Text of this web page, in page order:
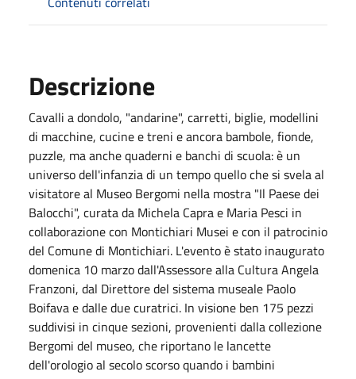
Descrizione
Cavalli a dondolo, "andarine", carretti, biglie, modellini
di macchine, cucine e treni e ancora bambole, fionde,
puzzle, ma anche quaderni e banchi di scuola: è un
universo dell'infanzia di un tempo quello che si svela al
visitatore al Museo Bergomi nella mostra "Il Paese dei
Balocchi", curata da Michela Capra e Maria Pesci in
collaborazione con Montichiari Musei e con il patrocinio
del Comune di Montichiari. L'evento è stato inaugurato
domenica 10 marzo dall'Assessore alla Cultura Angela
Franzoni, dal Direttore del sistema museale Paolo
Boifava e dalle due curatrici. In visione ben 175 pezzi
suddivisi in cinque sezioni, provenienti dalla collezione
Bergomi del museo, che riportano le lancette
dell'orologio al secolo scorso quando i bambini